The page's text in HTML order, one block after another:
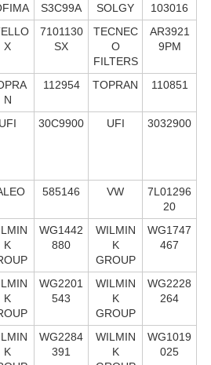
S3C99A SOLGY
103016
X
7101130
SX
TECNEC
O
FILTERS
AR3921
9PM
N
112954 TOPRAN 110851
UFI 30C9900 UFI 3032900
585146 VW
7L01296
20
K
WG1442
880
WILMIN
K
GROUP
WG1747
467
K
WG2201
543
WILMIN
K
GROUP
WG2228
264
K
WG2284
391
WILMIN
K
WG1019
025